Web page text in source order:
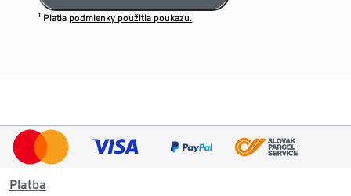
¹ Platia podmienky použitia poukazu.
Platba